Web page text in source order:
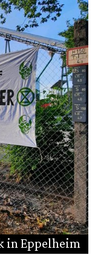
in Eppelheim